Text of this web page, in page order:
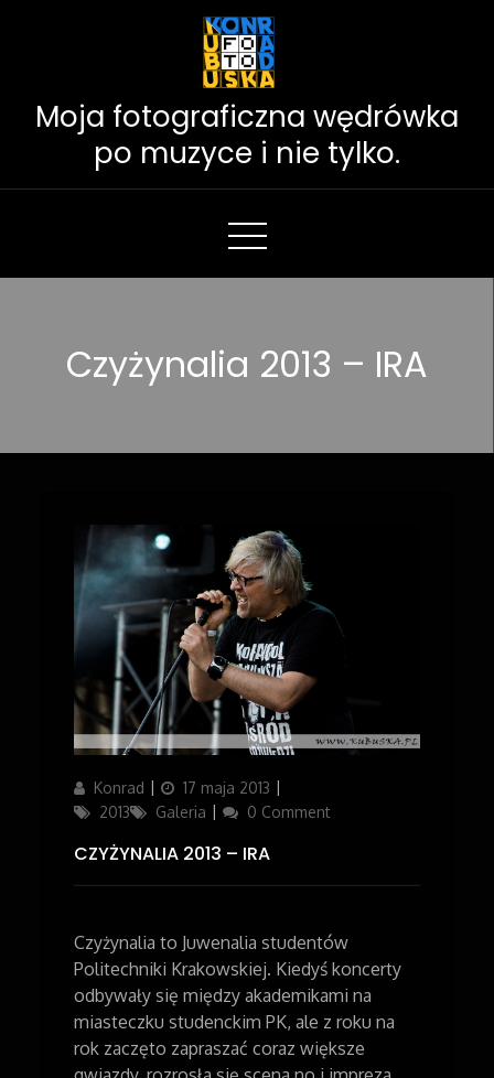
Moja fotograficzna wędrówka
po muzyce i nie tylko.
Czyżynalia 2013 – IRA
Author
Konrad
Updated
on
17 maja 2013
2013
Galeria 0 Comment
CZYŻYNALIA 2013 – IRA
Czyżynalia to Juwenalia studentów
Politechniki Krakowskiej. Kiedyś koncerty
odbywały się między akademikami na
miasteczku studenckim PK, ale z roku na
rok zaczęto zapraszać coraz większe